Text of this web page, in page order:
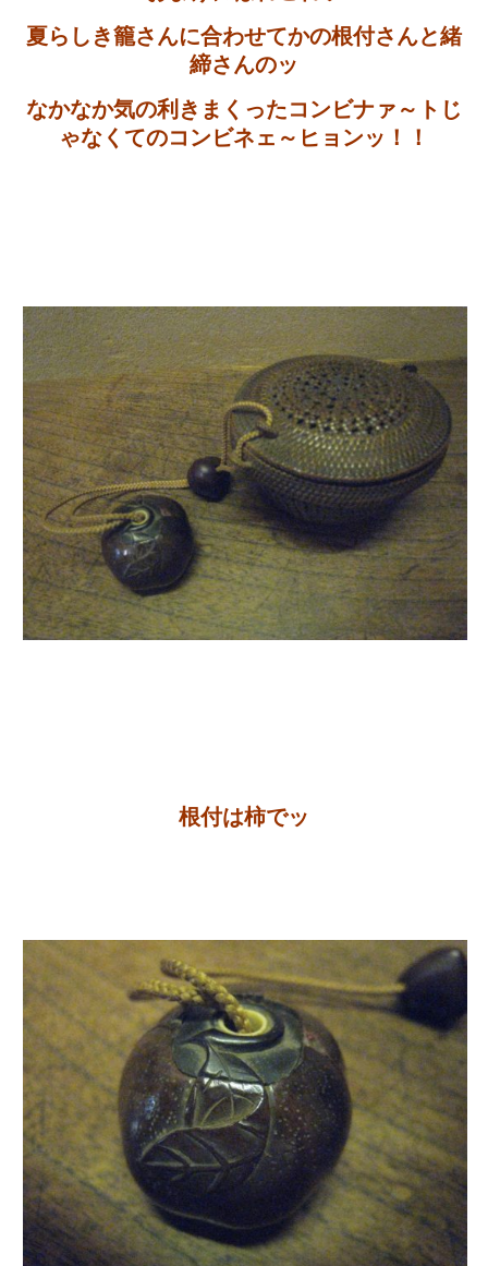
夏らしき籠さんに合わせてかの根付さんと緒
締さんのッ
なかなか気の利きまくったコンビナァ～トじ
ゃなくてのコンビネェ～ヒョンッ！！
根付は柿でッ